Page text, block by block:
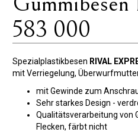
583 000
Spezialplastikbesen RIVAL
mit Verriegelung,
mit Gewinde zum
Sehr starkes Design -
Qualitätsverarbeitung von
Flecken, färbt nicht